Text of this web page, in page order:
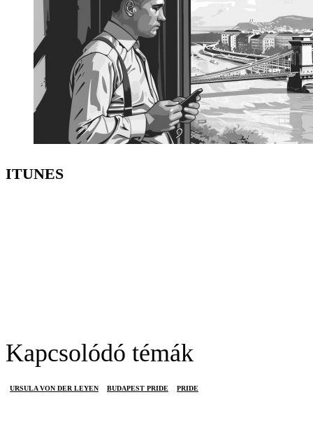
ITUNES
Kapcsolódó témák
URSULA VON DER LEYEN BUDAPEST PRIDE PRIDE